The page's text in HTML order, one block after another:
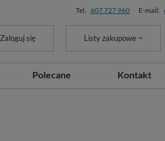
Tel. 607 727 960 E-mail:
Zaloguj się Listy zakupowe
Polecane Kontakt